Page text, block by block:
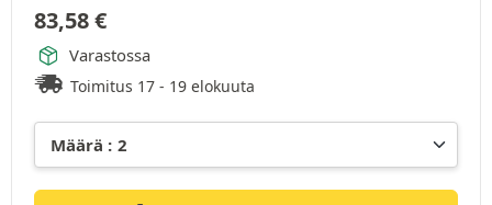
83,58€
Varastossa
Toimitus 17 - 19 elokuuta